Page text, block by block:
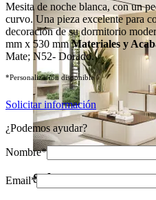
Salones
Mesita de noche blanca, con un
curvo. Una pieza excelente para
decoración de su dormitorio
mm x 530 mmMateriales y
Mate; N52- Dorado.
*Personalización disponible
Solicitar información
¿Podemos ayudar?
Nombre*
Email*